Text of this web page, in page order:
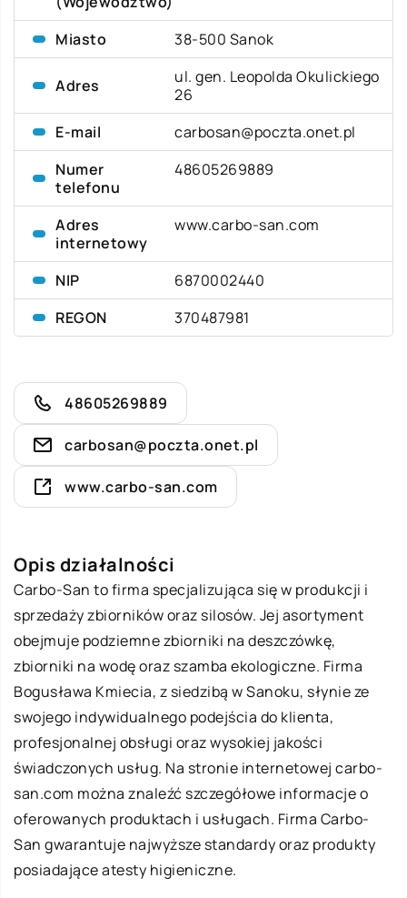
Miasto 38-500 Sanok
Adres
ul. gen. Leopolda Okulickiego
26
E-mail
carbosan@poczta.onet.pl
Numer
telefonu
48605269889
Adres
internetowy
www.carbo-san.com
NIP
6870002440
REGON
370487981
48605269889
carbosan@poczta.onet.pl
www.carbo-san.com
Opis działalności
Carbo-San to firma specjalizująca się w produkcji i
sprzedaży zbiorników oraz silosów. Jej asortyment
obejmuje podziemne zbiorniki na deszczówkę,
zbiorniki na wodę oraz szamba ekologiczne. Firma
Bogusława Kmiecia, z siedzibą w Sanoku, słynie ze
swojego indywidualnego podejścia do klienta,
profesjonalnej obsługi oraz wysokiej jakości
świadczonych usług. Na stronie internetowej carbo-
san.com można znaleźć szczegółowe informacje o
oferowanych produktach i usługach. Firma Carbo-
San gwarantuje najwyższe standardy oraz produkty
posiadające atesty higieniczne.